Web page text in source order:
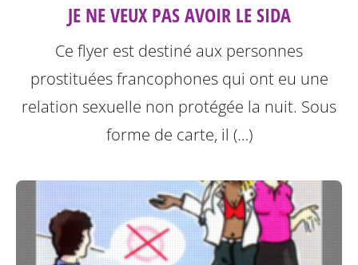
JE NE VEUX PAS AVOIR LE SIDA
Ce flyer est destiné aux personnes
prostituées francophones qui ont eu une
relation sexuelle non protégée la nuit. Sous
forme de carte, il (…)